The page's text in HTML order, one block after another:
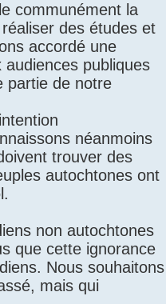
communément la
des études et
accordé une
publiques
partie de notre
néanmoins
trouver des
autochtones ont
non autochtones
que cette ignorance
Nous souhaitons
mais qui